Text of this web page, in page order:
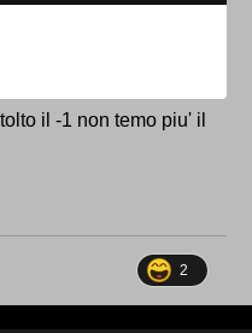
il -1 non temo piu' il
2